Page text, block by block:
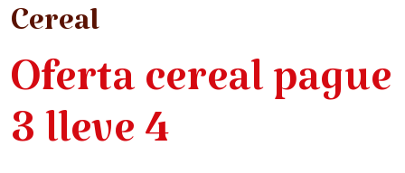
Cereal
Oferta cereal pague
3 lleve 4